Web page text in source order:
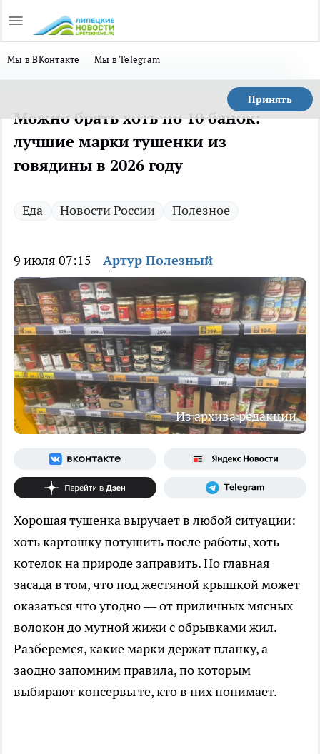
Мы в ВКонтакте Мы в Telegram
Принять
Можно брать хоть по 10 банок:
лучшие марки тушенки из
говядины в 2026 году
Еда Новости России Полезное
9 июля 07:15 Артур Полезный
Из архива редакции
Хорошая тушенка выручает в любой ситуации:
хоть картошку потушить после работы, хоть
котелок на природе заправить. Но главная
засада в том, что под жестяной крышкой может
оказаться что угодно — от приличных мясных
волокон до мутной жижи с обрывками жил.
Разберемся, какие марки держат планку, а
заодно запомним правила, по которым
выбирают консервы те, кто в них понимает.